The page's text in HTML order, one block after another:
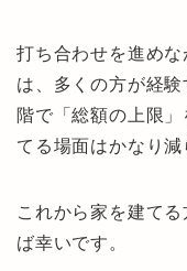
打ち合わせを進め
は、多くの方が経
階で「総額の上限
てる場面はかなり減
これから家を建て
ば幸いです。